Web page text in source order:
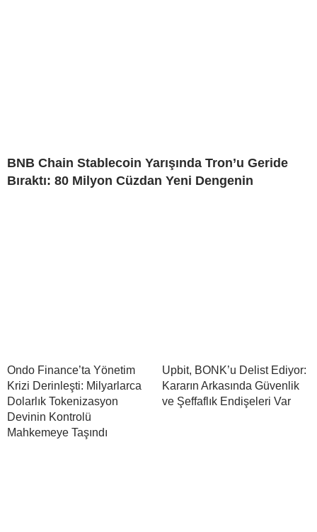
BNB Chain Stablecoin Yarışında Tron’u Geride
Bıraktı: 80 Milyon Cüzdan Yeni Dengenin
Ondo Finance’ta Yönetim
Krizi Derinleşti: Milyarlarca
Dolarlık Tokenizasyon
Devinin Kontrolü
Mahkemeye Taşındı
Upbit, BONK’u Delist Ediyor:
Kararın Arkasında Güvenlik
ve Şeffaflık Endişeleri Var